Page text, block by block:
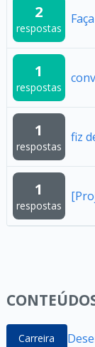
2
respostas
1
respostas
1
respostas
fiz
1
respostas
Carreira